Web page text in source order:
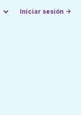
Iniciar sesión →